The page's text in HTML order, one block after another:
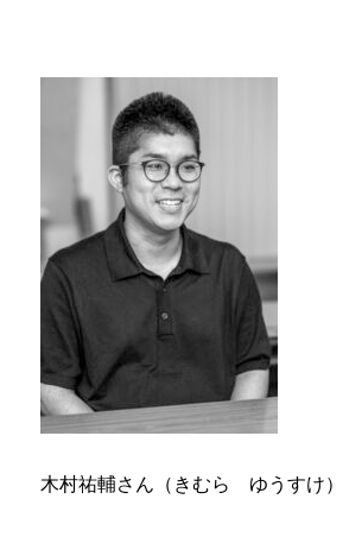
木村祐輔さん（きむら ゆうすけ）